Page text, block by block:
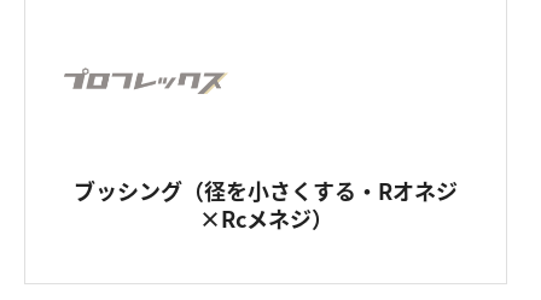
ブッシング（径を小さくする・Rオネジ
×Rcメネジ）